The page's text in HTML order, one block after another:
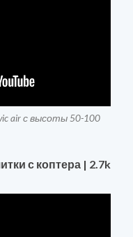
air с высоты 50-100
с коптера | 2.7k